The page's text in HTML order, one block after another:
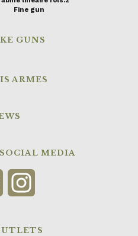
Fine gun
GUNS
ARMES
MEDIA
Facebook